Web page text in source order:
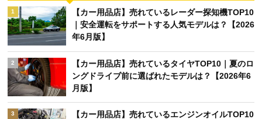
1
【カー用品店】売れているレーダー探知機TOP10
｜安全運転をサポートする人気モデルは？【2026
年6月版】
2
【カー用品店】売れているタイヤTOP10｜夏のロ
ングドライブ前に選ばれたモデルは？【2026年6
月版】
3 【カー用品店】売れているエンジンオイルTOP10